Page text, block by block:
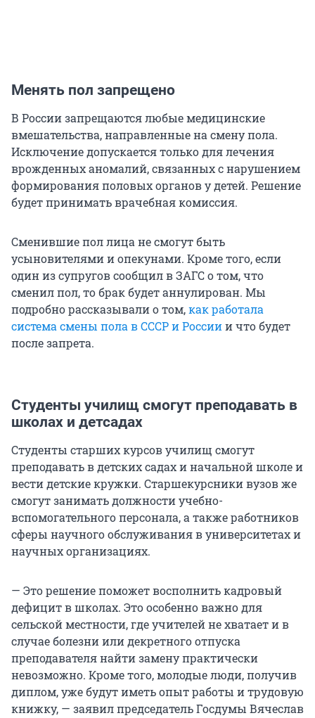
Менять пол запрещено
В России запрещаются любые медицинские
вмешательства, направленные на смену пола.
Исключение допускается только для лечения
врожденных аномалий, связанных с нарушением
формирования половых органов у детей. Решение
будет принимать врачебная комиссия.
Сменившие пол лица не смогут быть
усыновителями и опекунами. Кроме того, если
один из супругов сообщил в ЗАГС о том, что
сменил пол, то брак будет аннулирован. Мы
подробно рассказывали о том,как работала
система смены пола в СССР и Россиии что будет
после запрета.
Студенты училищ смогут преподавать в
школах и детсадах
Студенты старших курсов училищ смогут
преподавать в детских садах и начальной школе и
вести детские кружки. Старшекурсники вузов же
смогут занимать должности учебно-
вспомогательного персонала, а также работников
сферы научного обслуживания в университетах и
научных организациях.
— Это решение поможет восполнить кадровый
дефицит в школах. Это особенно важно для
сельской местности, где учителей не хватает и в
случае болезни или декретного отпуска
преподавателя найти замену практически
невозможно. Кроме того, молодые люди, получив
диплом, уже будут иметь опыт работы и трудовую
книжку, — заявил председатель Госдумы Вячеслав